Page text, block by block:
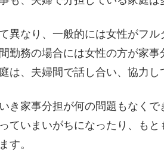
異なり、一般的には女性がフ
勤務の場合には女性の方が家
は、夫婦間で話し合い、協力し
き家事分担が何の問題もなく
ていまいがちになったり、も
す。